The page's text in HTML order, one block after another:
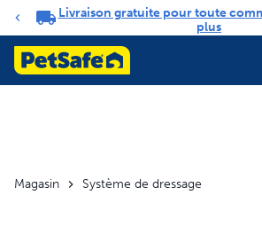
Carrousel de notifications
Livraison gratuite pour toute
plus
Magasin Système de dressage